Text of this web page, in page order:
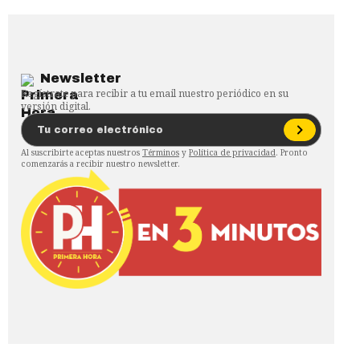
Newsletter
Regístrate para recibir a tu email nuestro periódico en su
versión digital.
Al suscribirte aceptas nuestros Términos y Política de privacidad. Pronto
comenzarás a recibir nuestro newsletter.